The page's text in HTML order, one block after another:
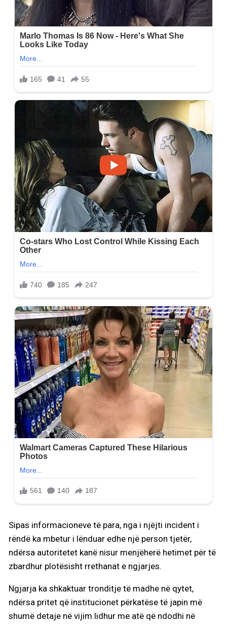
Sipas informacioneve të para, nga i njëjti incident i
rëndë ka mbetur i lënduar edhe një person tjetër,
ndërsa autoritetet kanë nisur menjëherë hetimet për të
zbardhur plotësisht rrethanat e ngjarjes.
Ngjarja ka shkaktuar tronditje të madhe në qytet,
ndërsa pritet që institucionet përkatëse të japin më
shumë detaje në vijim lidhur me atë që ndodhi në